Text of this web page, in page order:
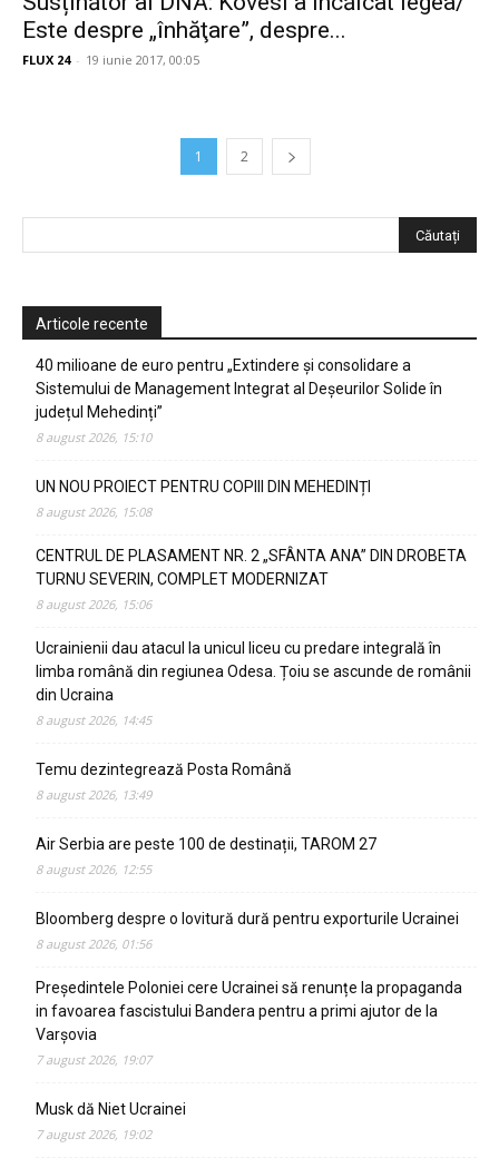
Este despre „înhăţare”, despre...
FLUX 24 - 19 iunie 2017, 00:05
1 2
Articole recente
40 milioane de euro pentru „Extindere și consolidare a
Sistemului de Management Integrat al Deșeurilor Solide în
județul Mehedinți”
8 august 2026, 15:10
UN NOU PROIECT PENTRU COPIII DIN MEHEDINȚI
8 august 2026, 15:08
CENTRUL DE PLASAMENT NR. 2 „SFÂNTA ANA” DIN DROBETA
TURNU SEVERIN, COMPLET MODERNIZAT
8 august 2026, 15:06
Ucrainienii dau atacul la unicul liceu cu predare integrală în
limba română din regiunea Odesa. Țoiu se ascunde de românii
din Ucraina
8 august 2026, 14:45
Temu dezintegrează Posta Română
8 august 2026, 13:49
Air Serbia are peste 100 de destinații, TAROM 27
8 august 2026, 12:55
Bloomberg despre o lovitură dură pentru exporturile Ucrainei
8 august 2026, 01:56
Președintele Poloniei cere Ucrainei să renunțe la propaganda
in favoarea fascistului Bandera pentru a primi ajutor de la
Varșovia
7 august 2026, 19:07
Musk dă Niet Ucrainei
7 august 2026, 19:02